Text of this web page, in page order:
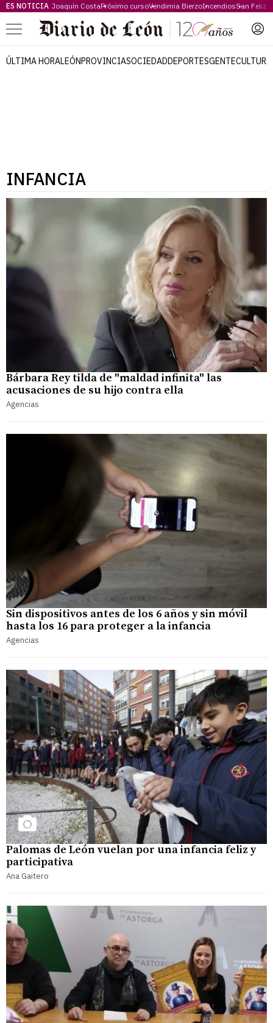
ES NOTICIA Joaquín CostaPróximo cursoVendimia BierzoIncendiosSan Feliz
Menú
ÚLTIMA HORALEÓNPROVINCIASOCIEDADDEPORTESGENTECULTURA
INFANCIA
Bárbara Rey tilda de "maldad infinita" las
acusaciones de su hijo contra ella
Agencias
Sin dispositivos antes de los 6 años y sin móvil
hasta los 16 para proteger a la infancia
Agencias
Palomas de León vuelan por una infancia feliz y
participativa
Ana Gaitero